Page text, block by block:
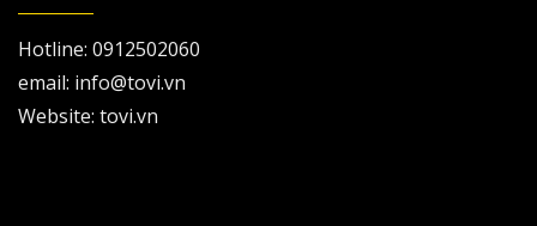
Hotline: 0912502060
email: info@tovi.vn
Website: tovi.vn